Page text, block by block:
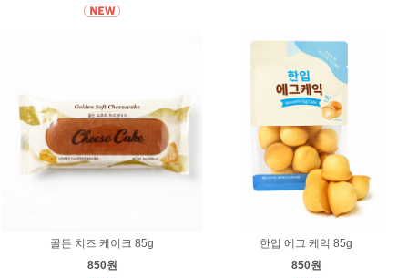
골든 치즈 케이크 85g
850원
한입 에그 케익 85g
850원